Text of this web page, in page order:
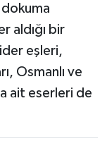
dokuma
aldığı bir
eşleri,
Osmanlı ve
ait eserleri de